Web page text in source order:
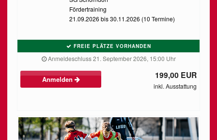
Fördertraining
21.09.2026 bis 30.11.2026 (10 Termine)
FREIE PLÄTZE VORHANDEN
Anmeldeschluss 21. September 2026, 15:00 Uhr
Anmelden 199,00 EUR
inkl. Ausstattung